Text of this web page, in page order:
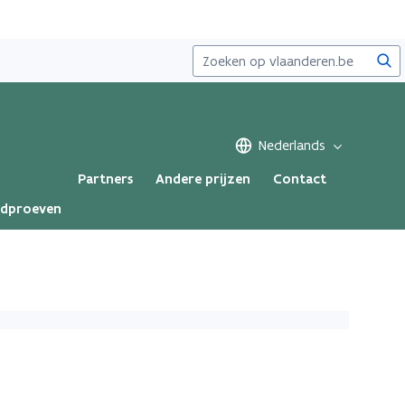
Nederlands
Partners Andere prijzen
Contact